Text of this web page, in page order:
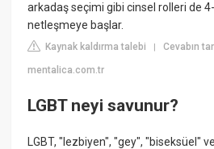
arkadaş seçimi gibi cinsel rolleri de
netleşmeye başlar.
Kaynak kaldırma talebi |Cevabın
mentalica.com.tr
LGBT neyi savunur?
LGBT, "lezbiyen", "gey", "biseksüel"